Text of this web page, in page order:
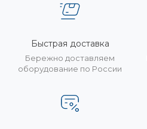
Быстрая доставка
Бережно доставляем
оборудование по России